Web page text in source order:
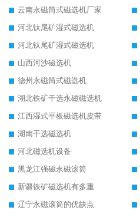
云南永磁筒式磁选机厂家
河北钛尾矿湿式磁选机
河北钛尾矿湿式磁选机
山西河沙磁选机
德州永磁筒式磁选机
湖北铁矿干选永磁磁选机
江西湿式平板磁选机皮带
湖南干选磁选机
河北磁选机设备
黑龙江强磁永磁滚筒
新疆铁矿磁选机有多重
辽宁永磁滚筒的优缺点